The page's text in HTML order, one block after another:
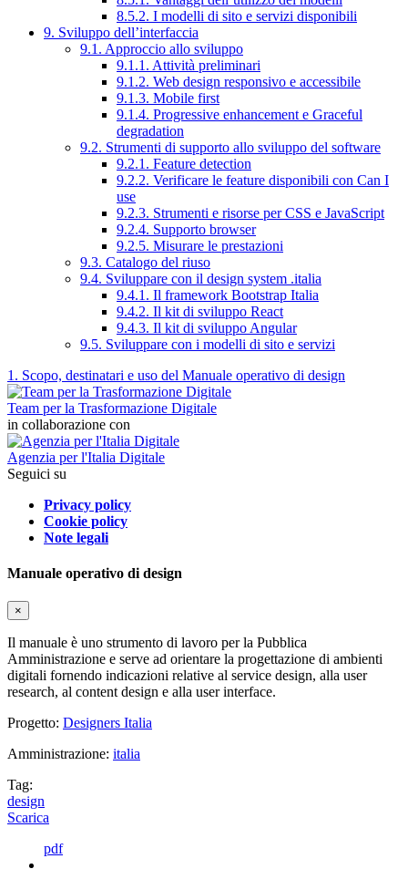
8.5.2. I modelli di sito e servizi disponibili
9. Sviluppo dell’interfaccia
9.1. Approccio allo sviluppo
9.1.1. Attività preliminari
9.1.2. Web design responsivo e accessibile
9.1.3. Mobile first
9.1.4. Progressive enhancement e Graceful
degradation
9.2. Strumenti di supporto allo sviluppo del software
9.2.1. Feature detection
9.2.2. Verificare le feature disponibili con Can I
use
9.2.3. Strumenti e risorse per CSS e JavaScript
9.2.4. Supporto browser
9.2.5. Misurare le prestazioni
9.3. Catalogo del riuso
9.4. Sviluppare con il design system .italia
9.4.1. Il framework Bootstrap Italia
9.4.2. Il kit di sviluppo React
9.4.3. Il kit di sviluppo Angular
9.5. Sviluppare con i modelli di sito e servizi
1. Scopo, destinatari e uso del Manuale operativo di design
Team per la Trasformazione Digitale
in collaborazione con
Agenzia per l'Italia Digitale
Seguici su
Privacy policy
Cookie policy
Note legali
Manuale operativo di design
×
Il manuale è uno strumento di lavoro per la Pubblica
Amministrazione e serve ad orientare la progettazione di ambienti
digitali fornendo indicazioni relative al service design, alla user
research, al content design e alla user interface.
Progetto: Designers Italia
Amministrazione: italia
Tag:
design
Scarica
pdf